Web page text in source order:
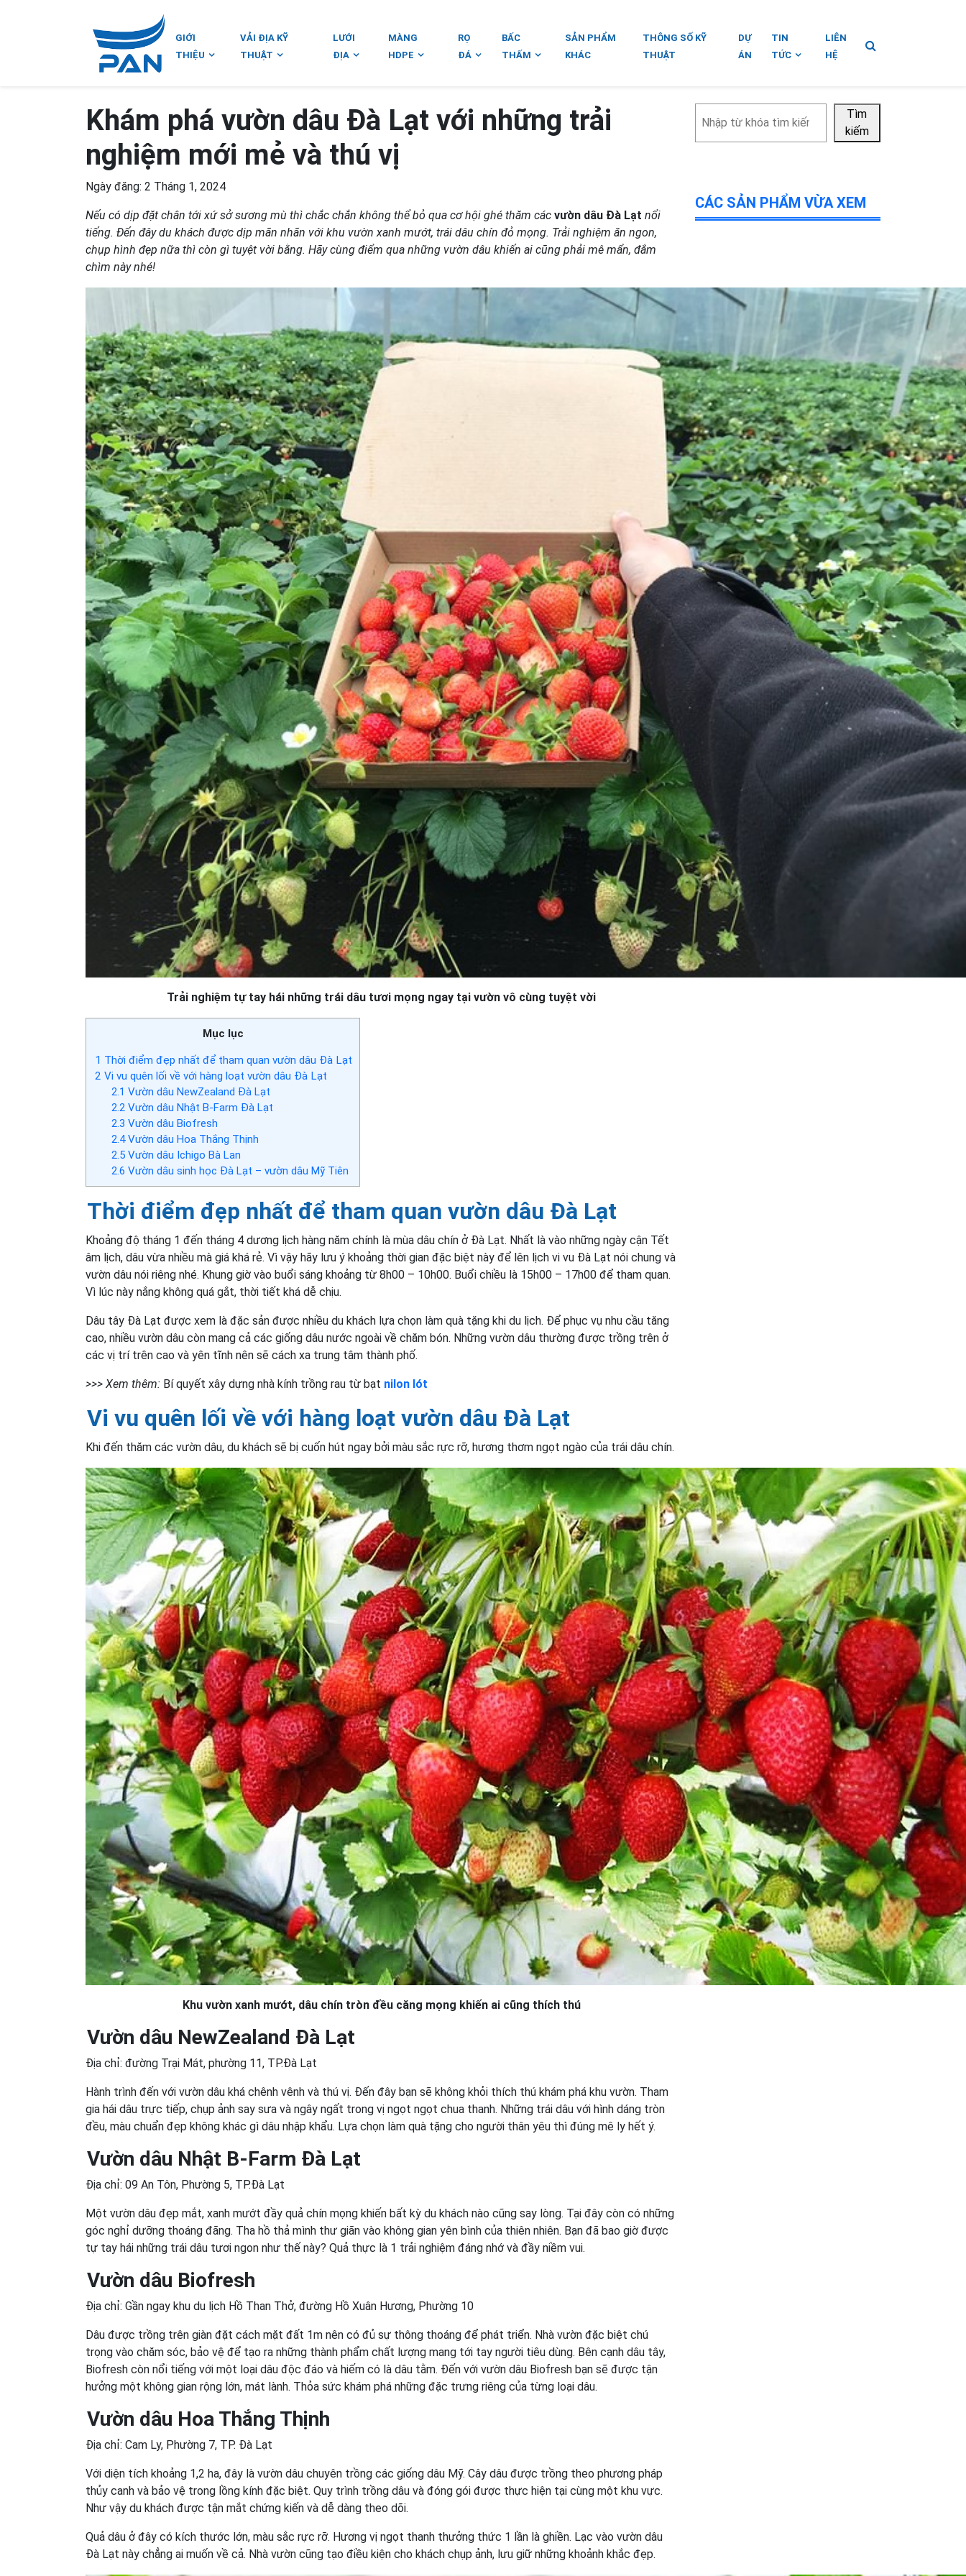
GIỚI
THIỆU
VẢI ĐỊA KỸ
THUẬT
LƯỚI
ĐỊA
MÀNG
HDPE
RỌ
ĐÁ
BẤC
THẤM
SẢN PHẨM
KHÁC
THÔNG SỐ KỸ
THUẬT
DỰ
ÁN
TIN
TỨC
LIÊN
HỆ
Khám phá vườn dâu Đà Lạt với những trải
nghiệm mới mẻ và thú vị
Ngày đăng: 2 Tháng 1, 2024
Nếu có dịp đặt chân tới xứ sở sương mù thì chắc chắn không thể bỏ qua cơ hội ghé thăm các vườn dâu Đà Lạt nổi
tiếng. Đến đây du khách được dịp mãn nhãn với khu vườn xanh mướt, trái dâu chín đỏ mọng. Trải nghiệm ăn ngon,
chụp hình đẹp nữa thì còn gì tuyệt vời bằng. Hãy cùng điểm qua những vườn dâu khiến ai cũng phải mê mẩn, đắm
chìm này nhé!
Trải nghiệm tự tay hái những trái dâu tươi mọng ngay tại vườn vô cùng tuyệt vời
Mục lục
1 Thời điểm đẹp nhất để tham quan vườn dâu Đà Lạt
2 Vi vu quên lối về với hàng loạt vườn dâu Đà Lạt
2.1 Vườn dâu NewZealand Đà Lạt
2.2Vườn dâu Nhật B-Farm Đà Lạt
2.3 Vườn dâu Biofresh
2.4Vườn dâu Hoa Thắng Thịnh
2.5Vườn dâu Ichigo Bà Lan
2.6 Vườn dâu sinh học Đà Lạt – vườn dâu Mỹ Tiên
Thời điểm đẹp nhất để tham quan vườn dâu Đà Lạt
Khoảng độ tháng 1 đến tháng 4 dương lịch hàng năm chính là mùa dâu chín ở Đà Lạt. Nhất là vào những ngày cận Tết
âm lịch, dâu vừa nhiều mà giá khá rẻ. Vì vậy hãy lưu ý khoảng thời gian đặc biệt này để lên lịch vi vu Đà Lạt nói chung và
vườn dâu nói riêng nhé. Khung giờ vào buổi sáng khoảng từ 8h00 – 10h00. Buổi chiều là 15h00 – 17h00 để tham quan.
Vì lúc này nắng không quá gắt, thời tiết khá dễ chịu.
Dâu tây Đà Lạt được xem là đặc sản được nhiều du khách lựa chọn làm quà tặng khi du lịch. Để phục vụ nhu cầu tăng
cao, nhiều vườn dâu còn mang cả các giống dâu nước ngoài về chăm bón. Những vườn dâu thường được trồng trên ở
các vị trí trên cao và yên tĩnh nên sẽ cách xa trung tâm thành phố.
>>> Xem thêm: Bí quyết xây dựng nhà kính trồng rau từ bạt nilon lót
Vi vu quên lối về với hàng loạt vườn dâu Đà Lạt
Khi đến thăm các vườn dâu, du khách sẽ bị cuốn hút ngay bởi màu sắc rực rỡ, hương thơm ngọt ngào của trái dâu chín.
Khu vườn xanh mướt, dâu chín tròn đều căng mọng khiến ai cũng thích thú
Vườn dâu NewZealand Đà Lạt
Địa chỉ: đường Trại Mát, phường 11, TP.Đà Lạt
Hành trình đến với vườn dâu khá chênh vênh và thú vị. Đến đây bạn sẽ không khỏi thích thú khám phá khu vườn. Tham
gia hái dâu trực tiếp, chụp ảnh say sưa và ngây ngất trong vị ngọt ngọt chua thanh. Những trái dâu với hình dáng tròn
đều, màu chuẩn đẹp không khác gì dâu nhập khẩu. Lựa chọn làm quà tặng cho người thân yêu thì đúng mê ly hết ý.
Vườn dâu Nhật B-Farm Đà Lạt
Địa chỉ: 09 An Tôn, Phường 5, TP.Đà Lạt
Một vườn dâu đẹp mắt, xanh mướt đầy quả chín mọng khiến bất kỳ du khách nào cũng say lòng. Tại đây còn có những
góc nghỉ dưỡng thoáng đãng. Tha hồ thả mình thư giãn vào không gian yên bình của thiên nhiên. Bạn đã bao giờ được
tự tay hái những trái dâu tươi ngon như thế này? Quả thực là 1 trải nghiệm đáng nhớ và đầy niềm vui.
Vườn dâu Biofresh
Địa chỉ: Gần ngay khu du lịch Hồ Than Thở, đường Hồ Xuân Hương, Phường 10
Dâu được trồng trên giàn đặt cách mặt đất 1m nên có đủ sự thông thoáng để phát triển. Nhà vườn đặc biệt chú
trọng vào chăm sóc, bảo vệ để tạo ra những thành phẩm chất lượng mang tới tay người tiêu dùng. Bên cạnh dâu tây,
Biofresh còn nổi tiếng với một loại dâu độc đáo và hiếm có là dâu tằm. Đến với vườn dâu Biofresh bạn sẽ được tận
hưởng một không gian rộng lớn, mát lành. Thỏa sức khám phá những đặc trưng riêng của từng loại dâu.
Vườn dâu Hoa Thắng Thịnh
Địa chỉ: Cam Ly, Phường 7, TP. Đà Lạt
Với diện tích khoảng 1,2 ha, đây là vườn dâu chuyên trồng các giống dâu Mỹ. Cây dâu được trồng theo phương pháp
thủy canh và bảo vệ trong lồng kính đặc biệt. Quy trình trồng dâu và đóng gói được thực hiện tại cùng một khu vực.
Như vậy du khách được tận mắt chứng kiến và dễ dàng theo dõi.
Quả dâu ở đây có kích thước lớn, màu sắc rực rỡ. Hương vị ngọt thanh thưởng thức 1 lần là ghiền. Lạc vào vườn dâu
Đà Lạt này chẳng ai muốn về cả. Nhà vườn cũng tạo điều kiện cho khách chụp ảnh, lưu giữ những khoảnh khắc đẹp.
kiếm
Tìm
kiếm
CÁC SẢN PHẨM VỪA XEM